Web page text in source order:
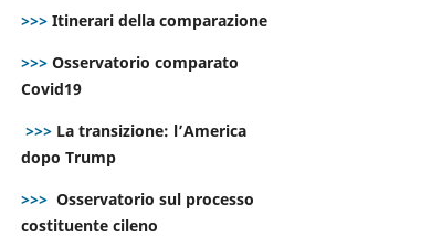
>>> Itinerari della comparazione
>>> Osservatorio comparato
Covid19
>>> La transizione: l’America
dopo Trump
>>> Osservatorio sul processo
costituente cileno